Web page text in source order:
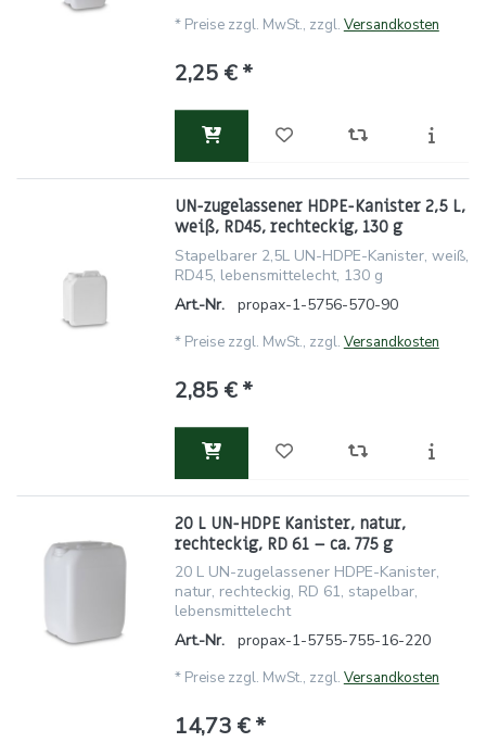
* Preise zzgl. MwSt., zzgl. Versandkosten
2,25 € *
UN-zugelassener HDPE-Kanister 2,5 L,
weiß, RD45, rechteckig, 130 g
Stapelbarer 2,5L UN-HDPE-Kanister, weiß,
RD45, lebensmittelecht, 130 g
Art.-Nr.
propax-1-5756-570-90
* Preise zzgl. MwSt., zzgl. Versandkosten
2,85 € *
20 L UN-HDPE Kanister, natur,
rechteckig, RD 61 – ca. 775 g
20 L UN-zugelassener HDPE-Kanister,
natur, rechteckig, RD 61, stapelbar,
lebensmittelecht
Art.-Nr.
propax-1-5755-755-16-220
* Preise zzgl. MwSt., zzgl. Versandkosten
14,73 € *